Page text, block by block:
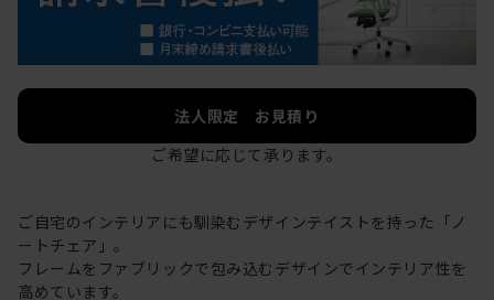
法人限定 お見積り
ご希望に応じて承ります。
ご自宅のインテリアにも馴染むデザインテイストを持った「ノ
ートチェア」。
フレームをファブリックで包み込むデザインでインテリア性を
高めています。